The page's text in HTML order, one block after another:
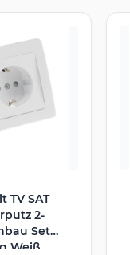
TV SAT
2-
Set
Weiß